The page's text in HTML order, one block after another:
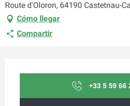
Route d'Oloron, 64190 Castetnau-
Cómo llegar
Compartir
+33 5 59 66